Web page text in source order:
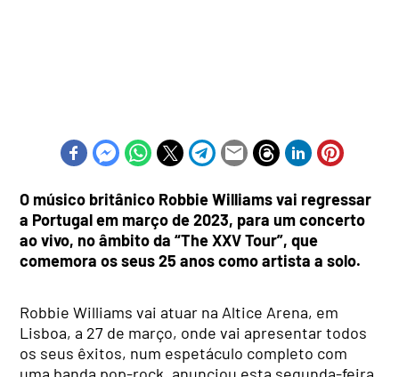
O músico britânico Robbie Williams vai regressar
a Portugal em março de 2023, para um concerto
ao vivo, no âmbito da “The XXV Tour”, que
comemora os seus 25 anos como artista a solo.
Robbie Williams vai atuar na Altice Arena, em
Lisboa, a 27 de março, onde vai apresentar todos
os seus êxitos, num espetáculo completo com